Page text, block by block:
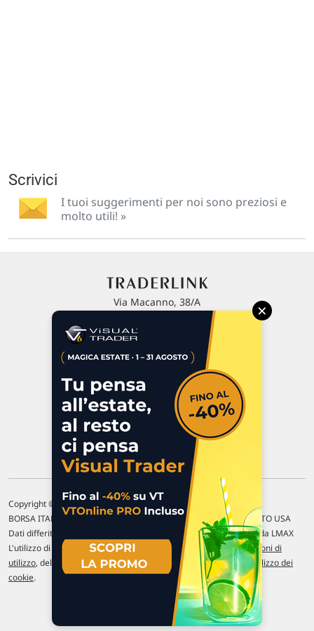
Scrivici
I tuoi suggerimenti per noi sono preziosi e
molto utili! »
Via Macanno, 38/A
P.IVA 02 452 460 401
Commenti e segnalazioni
Contattaci
Copyright © 1996-2026 Traderlink Italia s.r.l.
BORSA ITALIANA Quotazioni di borsa differite di 15 min. / MERCATO USA
Dati differiti di 15 min. (fonte Intrinio) / FOREX Quotazioni fornite da LMAX
L'utilizzo di questo sito implica l'accettazione delle nostre Condizioni di
utilizzo, del Disclaimer MAR, dellePolitiche sulla privacye dell' Utilizzo dei
cookie.
×